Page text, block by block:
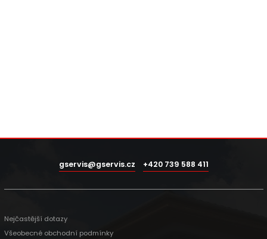
gservis@gservis.cz +420 739 588 411
Nejčastější dotazy
Všeobecné obchodní podmínky